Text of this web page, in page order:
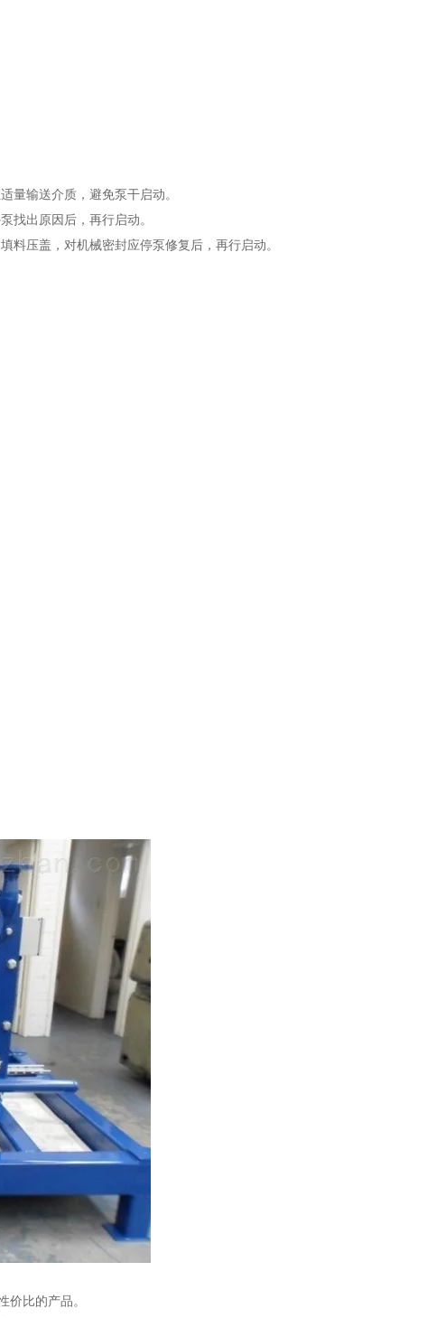
量输送介质，避免泵干启动。
找出原因后，再行启动。
压盖，对机械密封应停泵修复后，再行启动。
比的产品。